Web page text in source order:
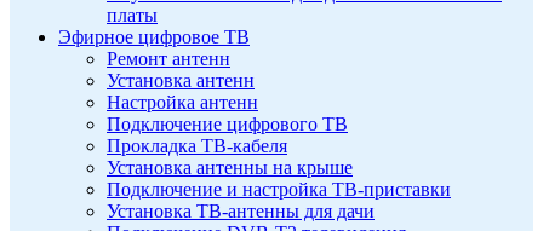
платы
Эфирное цифровое ТВ
Ремонт антенн
Установка антенн
Настройка антенн
Подключение цифрового ТВ
Прокладка ТВ-кабеля
Установка антенны на крыше
Подключение и настройка ТВ-приставки
Установка ТВ-антенны для дачи